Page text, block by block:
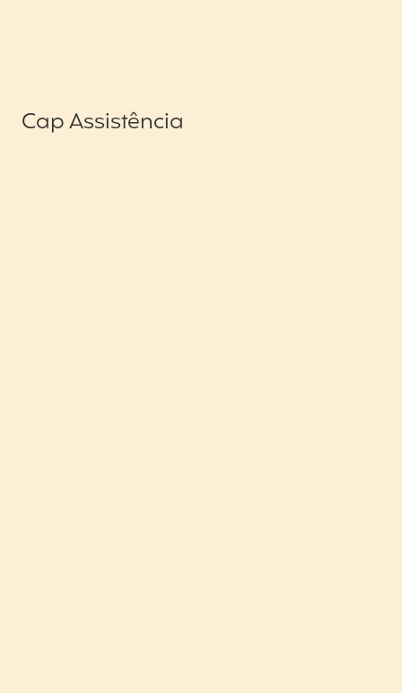
Cap Assistência